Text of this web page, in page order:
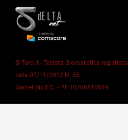
© Toro.it - Testata Giornalistica
data 07/11/2012 N. 55
Garnet Six S.C. - P.I. 10786810019